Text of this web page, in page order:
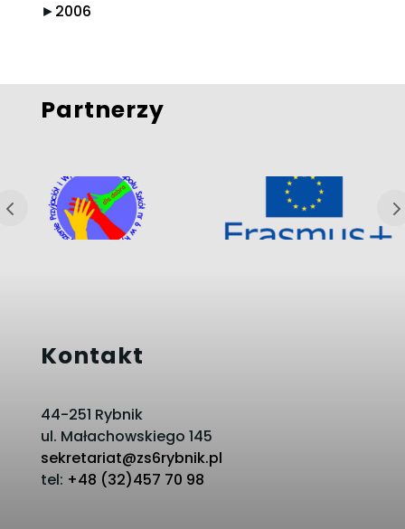
►2006
Partnerzy
Kontakt
44-251 Rybnik
ul. Małachowskiego 145
sekretariat@zs6rybnik.pl
tel: +48 (32)457 70 98